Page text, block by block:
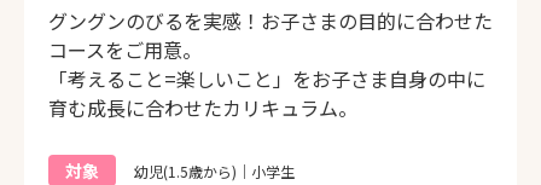
グングンのびるを実感！お子さまの目的に合わせた
コースをご用意。
「考えること=楽しいこと」をお子さま自身の中に
育む成長に合わせたカリキュラム。
対象 幼児(1.5歳から)｜小学生